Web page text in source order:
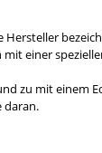
einer
zu mit einem
daran.